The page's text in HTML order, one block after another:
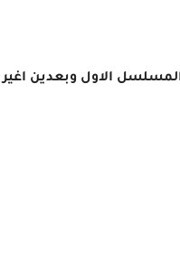
الاول وبعدين اغير